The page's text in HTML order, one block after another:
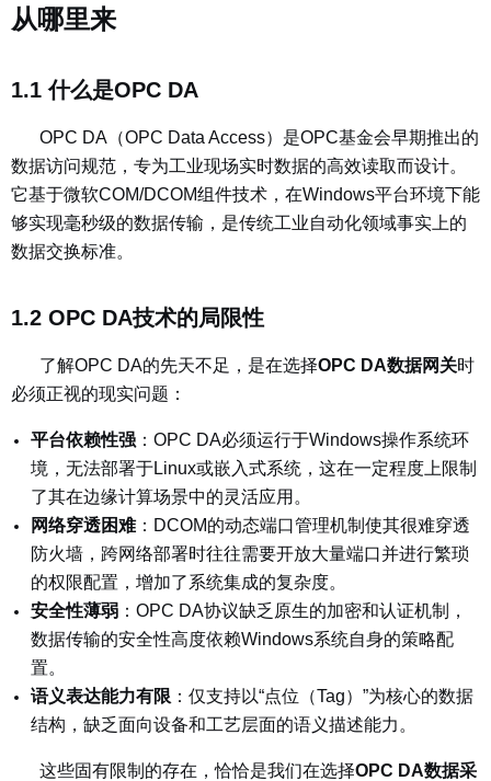
从哪里来
1.1 什么是OPC DA
OPC DA（OPC Data Access）是OPC基金会早期推出的
数据访问规范，专为工业现场实时数据的高效读取而设计。
它基于微软COM/DCOM组件技术，在Windows平台环境下能
够实现毫秒级的数据传输，是传统工业自动化领域事实上的
数据交换标准。
1.2 OPC DA技术的局限性
了解OPC DA的先天不足，是在选择OPC DA数据网关时
必须正视的现实问题：
平台依赖性强 ： OPC DA必须运行于Windows操作系统环
境，无法部署于Linux或嵌入式系统，这在一定程度上限制
了其在边缘计算场景中的灵活应用。
网络穿透困难： DCOM的动态端口管理机制使其很难穿透
防火墙，跨网络部署时往往需要开放大量端口并进行繁琐
的权限配置，增加了系统集成的复杂度。
安全性薄弱 ： OPC DA协议缺乏原生的加密和认证机制，
数据传输的安全性高度依赖Windows系统自身的策略配
置。
语义表达能力有限 ： 仅支持以“点位（Tag）”为核心的数据
结构，缺乏面向设备和工艺层面的语义描述能力。
这些固有限制的存在，恰恰是我们在选择OPC DA数据采